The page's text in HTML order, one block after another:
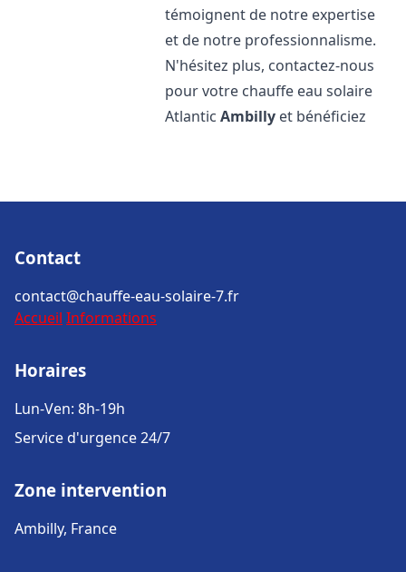
témoignent de notre expertise
et de notre professionnalisme.
N'hésitez plus, contactez-nous
pour votre chauffe eau solaire
AtlanticAmbilly et bénéficiez
Contact
contact@chauffe-eau-solaire-7.fr
Accueil Informations
Horaires
Lun-Ven: 8h-19h
Service d'urgence 24/7
Zone intervention
Ambilly, France